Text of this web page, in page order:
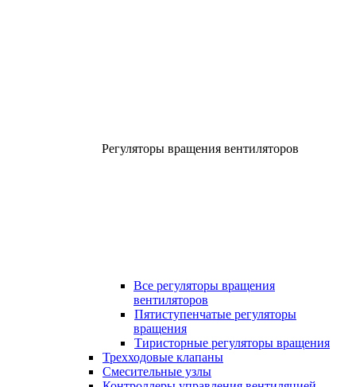
Регуляторы вращения вентиляторов
Все регуляторы вращения
вентиляторов
Пятиступенчатые регуляторы
вращения
Тиристорные регуляторы вращения
Трехходовые клапаны
Смесительные узлы